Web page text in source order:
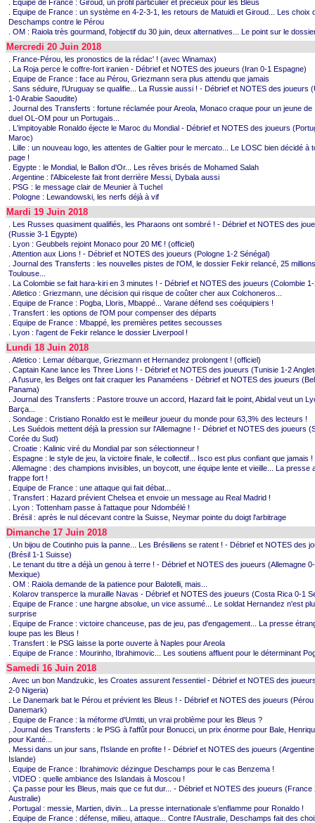
. Equipe de France : Giroud, un profil particulier et précieux pour les Bleus
. Equipe de France : un système en 4-2-3-1, les retours de Matuidi et Giroud... Les choix
Deschamps contre le Pérou
. OM : Raiola très gourmand, l'objectif du 30 juin, deux alternatives... Le point sur le
Mercredi 20 Juin 2018
. France-Pérou, les pronostics de la rédac' ! (avec Winamax)
. La Roja perce le coffre-fort iranien - Débrief et NOTES des joueurs (Iran 0-1 Espagne)
. Equipe de France : face au Pérou, Griezmann sera plus attendu que jamais
. Sans séduire, l'Uruguay se qualifie... La Russie aussi ! - Débrief et NOTES des joueurs
1-0 Arabie Saoudite)
. Journal des Transferts : fortune réclamée pour Areola, Monaco craque pour un jeune de
duel OL-OM pour un Portugais...
. L'impitoyable Ronaldo éjecte le Maroc du Mondial - Débrief et NOTES des joueurs
Maroc)
. Lille : un nouveau logo, les attentes de Galtier pour le mercato... Le LOSC bien décidé à
page !
. Egypte : le Mondial, le Ballon d'Or... Les rêves brisés de Mohamed Salah
. Argentine : l'Albiceleste fait front derrière Messi, Dybala aussi
. PSG : le message clair de Meunier à Tuchel
. Pologne : Lewandowski, les nerfs déjà à vif
Mardi 19 Juin 2018
. Les Russes quasiment qualifiés, les Pharaons ont sombré ! - Débrief et NOTES des
(Russie 3-1 Egypte)
. Lyon : Geubbels rejoint Monaco pour 20 M€ ! (officiel)
. Attention aux Lions ! - Débrief et NOTES des joueurs (Pologne 1-2 Sénégal)
. Journal des Transferts : les nouvelles pistes de l'OM, le dossier Fekir relancé, 25
Toulouse...
. La Colombie se fait hara-kiri en 3 minutes ! - Débrief et NOTES des joueurs (Colombie
. Atletico : Griezmann, une décision qui risque de coûter cher aux Colchoneros...
. Equipe de France : Pogba, Lloris, Mbappé... Varane défend ses coéquipiers !
. Transfert : les options de l'OM pour compenser des départs
. Equipe de France : Mbappé, les premières petites secousses
. Lyon : l'agent de Fekir relance le dossier Liverpool !
Lundi 18 Juin 2018
. Atletico : Lemar débarque, Griezmann et Hernandez prolongent ! (officiel)
. Captain Kane lance les Three Lions ! - Débrief et NOTES des joueurs (Tunisie 1-2
. A l'usure, les Belges ont fait craquer les Panaméens - Débrief et NOTES des joueurs
Panama)
. Journal des Transferts : Pastore trouve un accord, Hazard fait le point, Abidal veut un
Barça...
. Sondage : Cristiano Ronaldo est le meilleur joueur du monde pour 63,3% des lecteurs !
. Les Suédois mettent déjà la pression sur l'Allemagne ! - Débrief et NOTES des joueurs
Corée du Sud)
. Croatie : Kalinic viré du Mondial par son sélectionneur !
. Espagne : le style de jeu, la victoire finale, le collectif... Isco est plus confiant que jamais !
. Allemagne : des champions invisibles, un boycott, une équipe lente et vieille... La presse
frappe fort !
. Equipe de France : une attaque qui fait débat...
. Transfert : Hazard prévient Chelsea et envoie un message au Real Madrid !
. Lyon : Tottenham passe à l'attaque pour Ndombélé !
. Brésil : après le nul décevant contre la Suisse, Neymar pointe du doigt l'arbitrage
Dimanche 17 Juin 2018
. Un bijou de Coutinho puis la panne... Les Brésiliens se ratent ! - Débrief et NOTES des
(Brésil 1-1 Suisse)
. Le tenant du titre a déjà un genou à terre ! - Débrief et NOTES des joueurs (Allemagne
Mexique)
. OM : Raiola demande de la patience pour Balotelli, mais...
. Kolarov transperce la muraille Navas - Débrief et NOTES des joueurs (Costa Rica 0-1
. Equipe de France : une hargne absolue, un vice assumé... Le soldat Hernandez n'est
surprise
. Equipe de France : victoire chanceuse, pas de jeu, pas d'engagement... La presse
loupe pas les Bleus !
. Transfert : le PSG laisse la porte ouverte à Naples pour Areola
. Equipe de France : Mourinho, Ibrahimovic... Les soutiens affluent pour le déterminant
Samedi 16 Juin 2018
. Avec un bon Mandzukic, les Croates assurent l'essentiel - Débrief et NOTES des
2-0 Nigeria)
. Le Danemark bat le Pérou et prévient les Bleus ! - Débrief et NOTES des joueurs
Danemark)
. Equipe de France : la méforme d'Umtiti, un vrai problème pour les Bleus ?
. Journal des Transferts : le PSG à l'affût pour Bonucci, un prix énorme pour Bale,
pour Kanté...
. Messi dans un jour sans, l'Islande en profite ! - Débrief et NOTES des joueurs
Islande)
. Equipe de France : Ibrahimovic dézingue Deschamps pour le cas Benzema !
. VIDEO : quelle ambiance des Islandais à Moscou !
. Ça passe pour les Bleus, mais que ce fut dur... - Débrief et NOTES des joueurs (France
Australie)
. Portugal : messie, Martien, divin... La presse internationale s'enflamme pour Ronaldo !
. Equipe de France : défense, milieu, attaque... Contre l'Australie, Deschamps fait des